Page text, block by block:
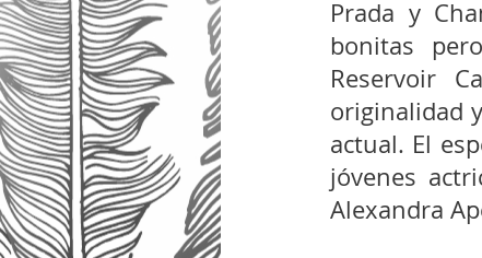
Prada y
bonitas
Reservoir
originalidad
actual. El
jóvenes
Alexandra